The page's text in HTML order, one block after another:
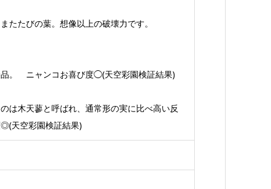
たたびの葉。想像以上の破壊力です。
。 ニャンコお喜び度◯(天空彩園検証結果)
は木天蓼と呼ばれ、通常形の実に比べ高い反
天空彩園検証結果)